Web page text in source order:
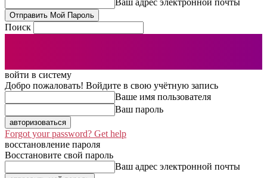
Ваш адрес электронной почты
Поиск
войти в систему
Добро пожаловать! Войдите в свою учётную запись
Ваше имя пользователя
Ваш пароль
Forgot your password? Get help
восстановление пароля
Восстановите свой пароль
Ваш адрес электронной почты